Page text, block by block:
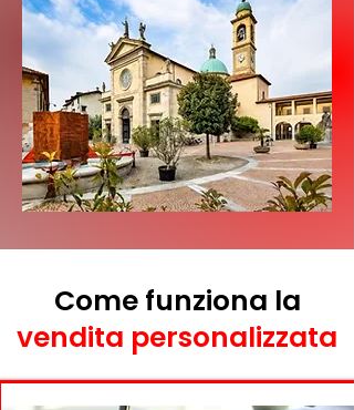
Come funziona la
vendita personalizzata